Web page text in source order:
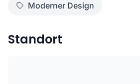
Moderner Design
Standort